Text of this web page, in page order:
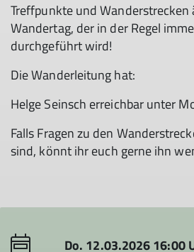
Treffpunkte und Wanderstrecken
Wandertag, der in der Regel
durchgeführt wird!
Die Wanderleitung hat:
Helge Seinsch erreichbar unter
Falls Fragen zu den
sind, könnt ihr euch gerne ihn
Do. 12.03.2026 16:00